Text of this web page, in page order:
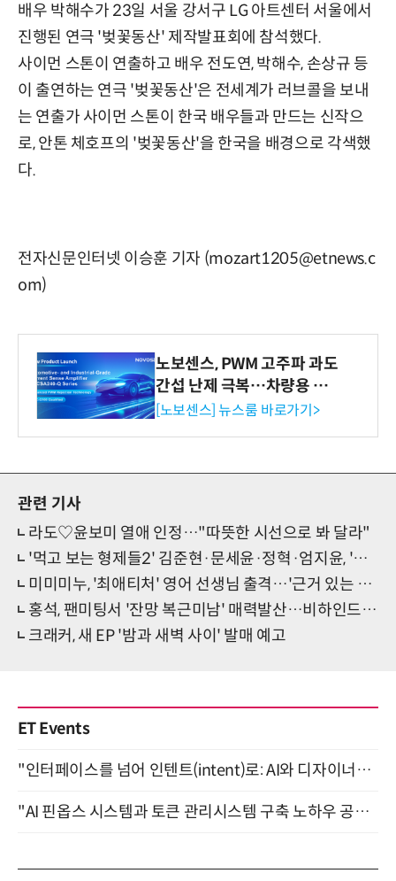
배우 박해수가 23일 서울 강서구 LG 아트센터 서울에서
진행된 연극 '벚꽃동산' 제작발표회에 참석했다.
사이먼 스톤이 연출하고 배우 전도연, 박해수, 손상규 등
이 출연하는 연극 '벚꽃동산'은 전세계가 러브콜을 보내
는 연출가 사이먼 스톤이 한국 배우들과 만드는 신작으
로, 안톤 체호프의 '벚꽃동산'을 한국을 배경으로 각색했
다.
전자신문인터넷 이승훈 기자 (mozart1205@etnews.c
om)
노보센스, PWM 고주파 과도
간섭 난제 극복…차량용 전
류 감지 증폭기
[노보센스] 뉴스룸 바로가기>
관련 기사
라도♡윤보미 열애 인정…"따뜻한 시선으로 봐 달라"
'먹고 보는 형제들2' 김준현·문세윤·정혁·엄지윤, 'MZ잼' 터졌다
미미미누, '최애티처' 영어 선생님 출격…'근거 있는 자신감'
홍석, 팬미팅서 '잔망 복근미남' 매력발산…비하인드컷 공개
크래커, 새 EP '밤과 새벽 사이' 발매 예고
ET Events
"인터페이스를 넘어 인텐트(intent)로: AI와 디자이너가 함께 만드는 공존의 UX" 강남역 (9/2)
"AI 핀옵스 시스템과 토큰 관리시스템 구축 노하우 공개" 잠실 한국광고문화회관 2층 대회의실 (8/21)